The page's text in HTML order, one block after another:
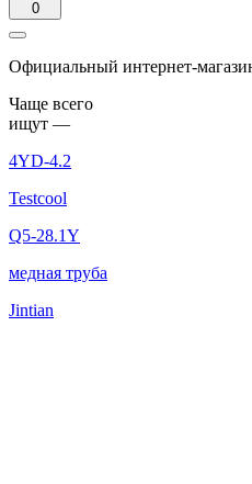
0
Официальный интернет-
Чаще вcего
ищут —
4YD-4.2
Testcool
Q5-28.1Y
медная труба
Jintian